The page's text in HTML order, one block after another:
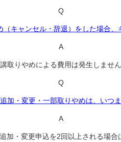
Q
（キャンセル・辞退）をした場合
A
取りやめによる費用は発生しません
Q
追加・変更・一部取りやめは、いつ
A
加・変更申込を2回以上される